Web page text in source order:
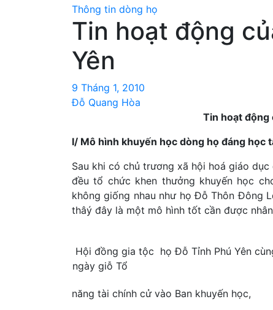
Thông tin dòng họ
Tin hoạt động
Yên
9 Tháng 1, 2010
Đỗ Quang Hòa
Tin hoạt động
I/ Mô hình khuyến học dòng họ đáng học
Sau khi có chủ trương xã hội hoá giáo
đều tổ chức khen thưởng khuyến học
không giống nhau như họ Đỗ Thôn Đông
thâý đây là một mô hình tốt cần được
Hội đồng gia tộc họ Đỗ Tỉnh Phú Yên
ngày giỗ Tổ
năng tài chính cử vào Ban khuyến học,